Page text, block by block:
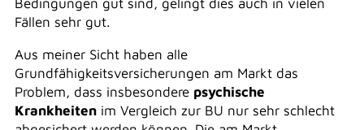
Fällen sehr gut.
Aus meiner Sicht haben alle
Grundfähigkeitsversicherungen am Markt das
Problem, dass insbesondere psychische
Krankheitenim Vergleich zur BU nur sehr schlecht